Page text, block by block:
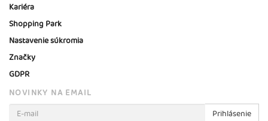
Kariéra
Shopping Park
Nastavenie súkromia
Značky
GDPR
NOVINKY NA EMAIL
Prihlásenie